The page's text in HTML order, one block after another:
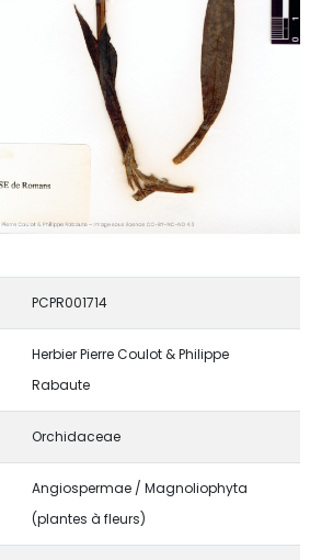
PCPR001714
Herbier Pierre Coulot & Philippe
Rabaute
Orchidaceae
Angiospermae / Magnoliophyta
(plantes à fleurs)